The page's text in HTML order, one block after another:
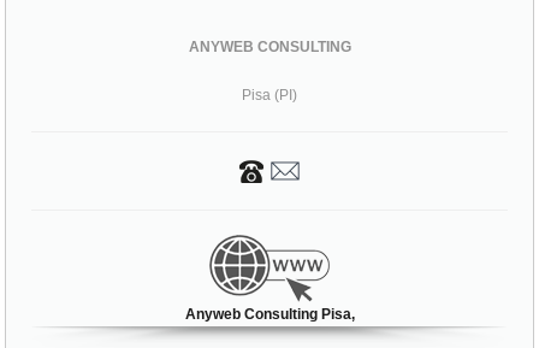
ANYWEB CONSULTING
Pisa (PI)
Anyweb Consulting Pisa,